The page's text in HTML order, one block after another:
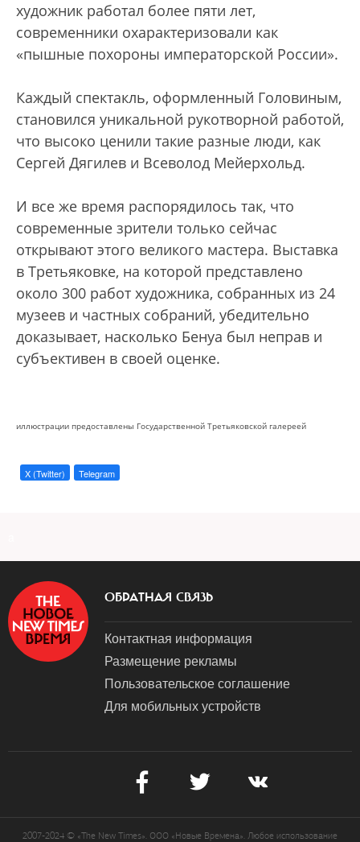
художник работал более пяти лет,
современники охарактеризовали как
«пышные похороны императорской России».
Каждый спектакль, оформленный Головиным,
становился уникальной рукотворной работой,
что высоко ценили такие разные люди, как
Сергей Дягилев и Всеволод Мейерхольд.
И все же время распорядилось так, что
современные зрители только сейчас
открывают этого великого мастера. Выставка
в Третьяковке, на которой представлено
около 300 работ художника, собранных из 24
музеев и частных собраний, убедительно
доказывает, насколько Бенуа был неправ и
субъективен в своей оценке.
иллюстрации предоставлены Государственной Третьяковской галереей
X (Twitter) Telegram
ОБРАТНАЯ СВЯЗЬ
Контактная информация
Размещение рекламы
Пользовательское соглашение
Для мобильных устройств
2007-2024 © «The New Times». ООО «Новые Времена». Любое использование